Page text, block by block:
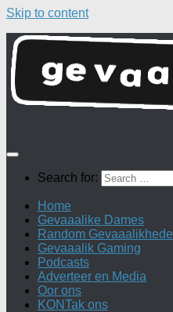
Skip to content
Search for:
Home
Gevaaalike Dames
Random Gevaaalikhede
Gevaaalik Gaming
Podcasts
Adverteer en Media
Oor ons
KONTak ons